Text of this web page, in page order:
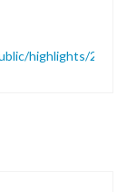
highlights/24.pdf